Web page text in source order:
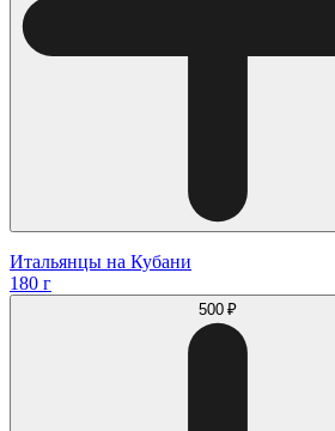
Итальянцы на Кубани
180 г
500 ₽